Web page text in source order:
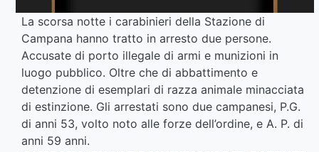
La scorsa notte i carabinieri della Stazione di
Campana hanno tratto in arresto due persone.
Accusate di porto illegale di armi e munizioni in
luogo pubblico. Oltre che di abbattimento e
detenzione di esemplari di razza animale minacciata
di estinzione. Gli arrestati sono due campanesi, P.G.
di anni 53, volto noto alle forze dell’ordine, e A. P. di
anni 59 anni.